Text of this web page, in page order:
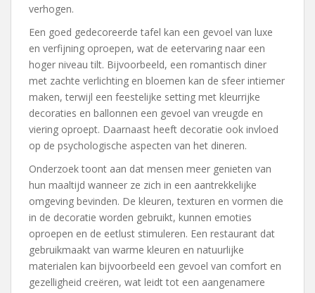
verhogen.
Een goed gedecoreerde tafel kan een gevoel van luxe
en verfijning oproepen, wat de eetervaring naar een
hoger niveau tilt. Bijvoorbeeld, een romantisch diner
met zachte verlichting en bloemen kan de sfeer intiemer
maken, terwijl een feestelijke setting met kleurrijke
decoraties en ballonnen een gevoel van vreugde en
viering oproept. Daarnaast heeft decoratie ook invloed
op de psychologische aspecten van het dineren.
Onderzoek toont aan dat mensen meer genieten van
hun maaltijd wanneer ze zich in een aantrekkelijke
omgeving bevinden. De kleuren, texturen en vormen die
in de decoratie worden gebruikt, kunnen emoties
oproepen en de eetlust stimuleren. Een restaurant dat
gebruikmaakt van warme kleuren en natuurlijke
materialen kan bijvoorbeeld een gevoel van comfort en
gezelligheid creëren, wat leidt tot een aangenamere